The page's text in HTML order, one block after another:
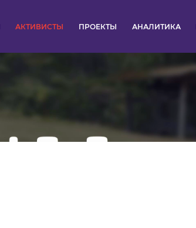
АКТИВИСТЫ ПРОЕКТЫ АНАЛИТИКА
КОНКУРСЫ
ОРГАНИЗАЦИИ